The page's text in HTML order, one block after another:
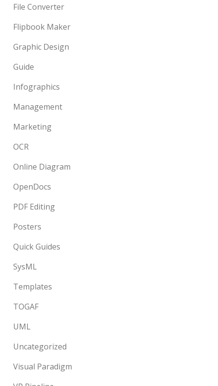
File Converter
Flipbook Maker
Graphic Design
Guide
Infographics
Management
Marketing
OCR
Online Diagram
OpenDocs
PDF Editing
Posters
Quick Guides
SysML
Templates
TOGAF
UML
Uncategorized
Visual Paradigm